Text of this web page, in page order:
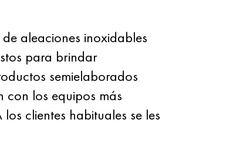
aleaciones inoxidables
para brindar
semielaborados
con los equipos más
clientes habituales se les